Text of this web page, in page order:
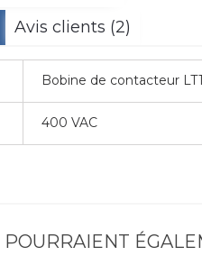
Avis clients (2)
Bobine de contacteur
400 VAC